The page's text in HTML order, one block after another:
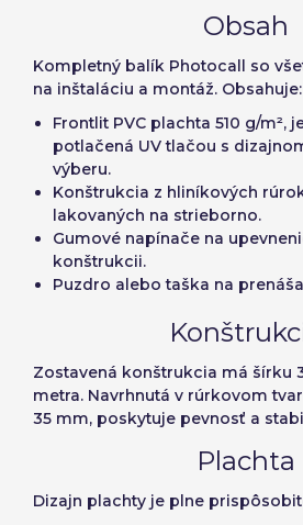
Zapamätať si heslo: Áno
Prístup
Obnoviť heslo
Vytvoriť účet
Sverige
Slovenčina
Norway
Obsah
Kompletný balík Photocall so
na inštaláciu a montáž. Obsahuje:
Frontlit PVC plachta 510 g/m²,
potlačená UV tlačou s
výberu.
Konštrukcia z hliníkových
lakovaných na strieborno.
Gumové napínače na
konštrukcii.
Puzdro alebo taška na
Zostavená konštrukcia má šírku
metra. Navrhnutá v rúrkovom
35 mm, poskytuje pevnosť a
Plachta
Dizajn plachty je plne
-
Zrušiť